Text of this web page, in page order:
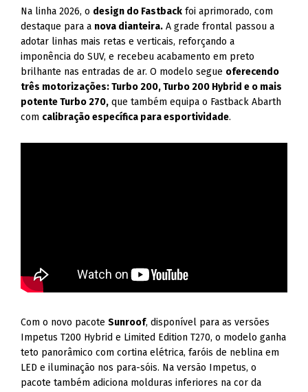
Na linha 2026, o design do Fastback foi aprimorado, com
destaque para a nova dianteira. A grade frontal passou a
adotar linhas mais retas e verticais, reforçando a
imponência do SUV, e recebeu acabamento em preto
brilhante nas entradas de ar. O modelo segue oferecendo
três motorizações: Turbo 200, Turbo 200 Hybrid e o mais
potente Turbo 270, que também equipa o Fastback Abarth
com calibração específica para esportividade.
Com o novo pacoteSunroof, disponível para as versões
Impetus T200 Hybrid e Limited Edition T270, o modelo ganha
teto panorâmico com cortina elétrica, faróis de neblina em
LED e iluminação nos para-sóis. Na versão Impetus, o
pacote também adiciona molduras inferiores na cor da